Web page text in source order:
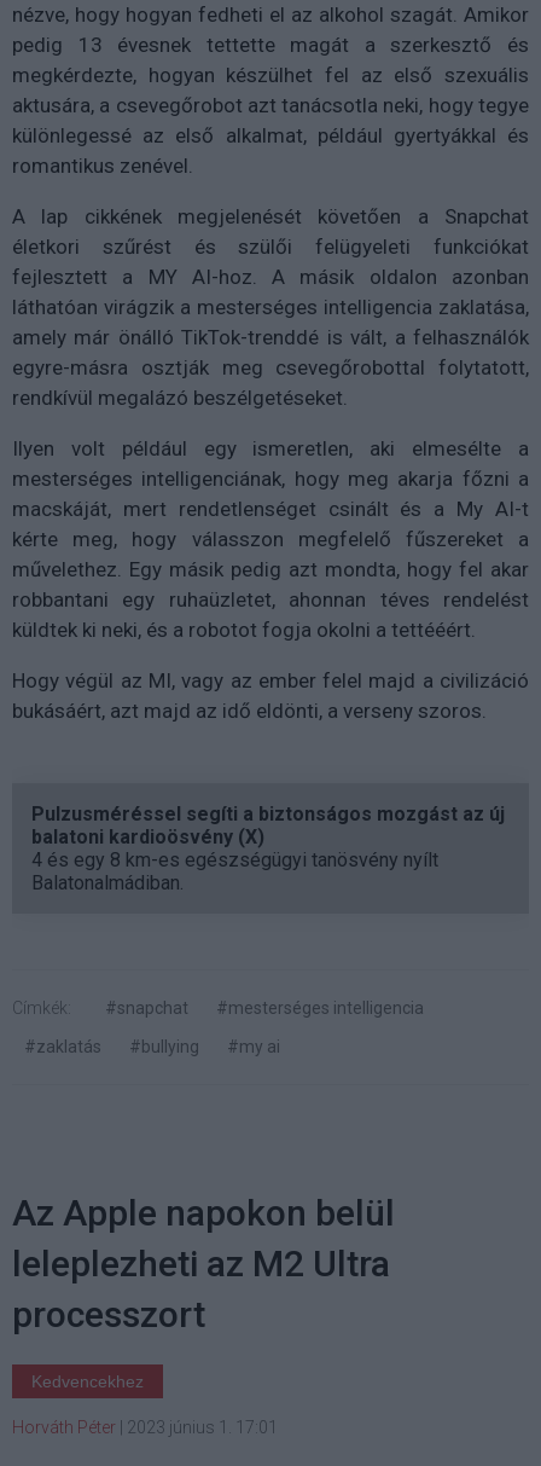
nézve, hogy hogyan fedheti el az alkohol szagát. Amikor
pedig 13 évesnek tettette magát a szerkesztő és
megkérdezte, hogyan készülhet fel az első szexuális
aktusára, a csevegőrobot azt tanácsotla neki, hogy tegye
különlegessé az első alkalmat, például gyertyákkal és
romantikus zenével.
A lap cikkének megjelenését követően a Snapchat
életkori szűrést és szülői felügyeleti funkciókat
fejlesztett a MY AI-hoz. A másik oldalon azonban
láthatóan virágzik a mesterséges intelligencia zaklatása,
amely már önálló TikTok-trenddé is vált, a felhasználók
egyre-másra osztják meg csevegőrobottal folytatott,
rendkívül megalázó beszélgetéseket.
Ilyen volt például egy ismeretlen, aki elmesélte a
mesterséges intelligenciának, hogy meg akarja főzni a
macskáját, mert rendetlenséget csinált és a My AI-t
kérte meg, hogy válasszon megfelelő fűszereket a
művelethez. Egy másik pedig azt mondta, hogy fel akar
robbantani egy ruhaüzletet, ahonnan téves rendelést
küldtek ki neki, és a robotot fogja okolni a tettééért.
Hogy végül az MI, vagy az ember felel majd a civilizáció
bukásáért, azt majd az idő eldönti, a verseny szoros.
Pulzusméréssel segíti a biztonságos mozgást az új
balatoni kardioösvény (X)
4 és egy 8 km-es egészségügyi tanösvény nyílt
Balatonalmádiban.
Címkék: #snapchat
#mesterséges intelligencia
#zaklatás
#bullying #my ai
Az Apple napokon belül
leleplezheti az M2 Ultra
processzort
Kedvencekhez
Horváth Péter 2023 június 1. 17:01